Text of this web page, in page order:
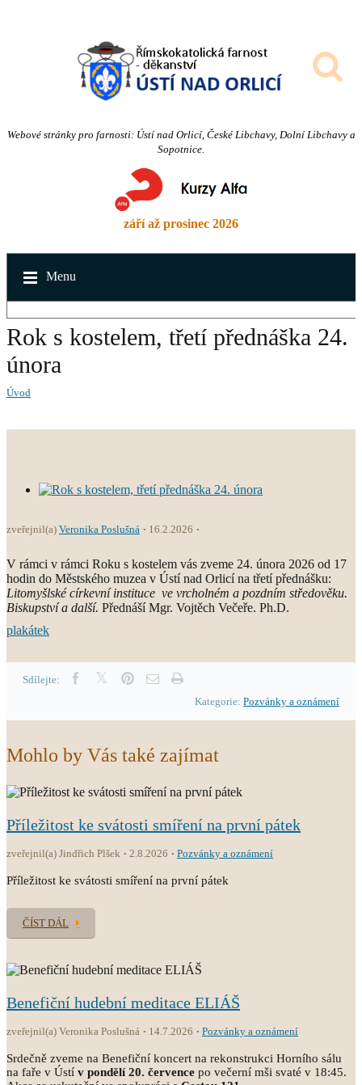
Webové stránky pro farnosti: Ústí nad Orlicí, České Libchavy, Dolní Libchavy a
Sopotnice.
září až prosinec 2026
Menu
Rok s kostelem, třetí přednáška 24.
února
Úvod
zveřejnil(a) Veronika Poslušná 16.2.2026
V rámci v rámci Roku s kostelem vás zveme 24. února 2026 od 17
hodin do Městského muzea v Ústí nad Orlicí na třetí přednášku:
Litomyšlské církevní instituce ve vrcholném a pozdním středověku.
Biskupství a další. Přednáší Mgr. Vojtěch Večeře. Ph.D.
plakátek
Sdílejte:
Kategorie: Pozvánky a oznámení
Mohlo by Vás také zajímat
Příležitost ke svátosti smíření na první pátek
zveřejnil(a) Jindřich Plšek 2.8.2026 Pozvánky a oznámení
Příležitost ke svátosti smíření na první pátek
ČÍST DÁL
Benefiční hudební meditace ELIÁŠ
zveřejnil(a) Veronika Poslušná 14.7.2026 Pozvánky a oznámení
Srdečně zveme na Benefiční koncert na rekonstrukci Horního sálu
na faře v Ústí v pondělí 20. července po večerní mši svaté v 18:45.